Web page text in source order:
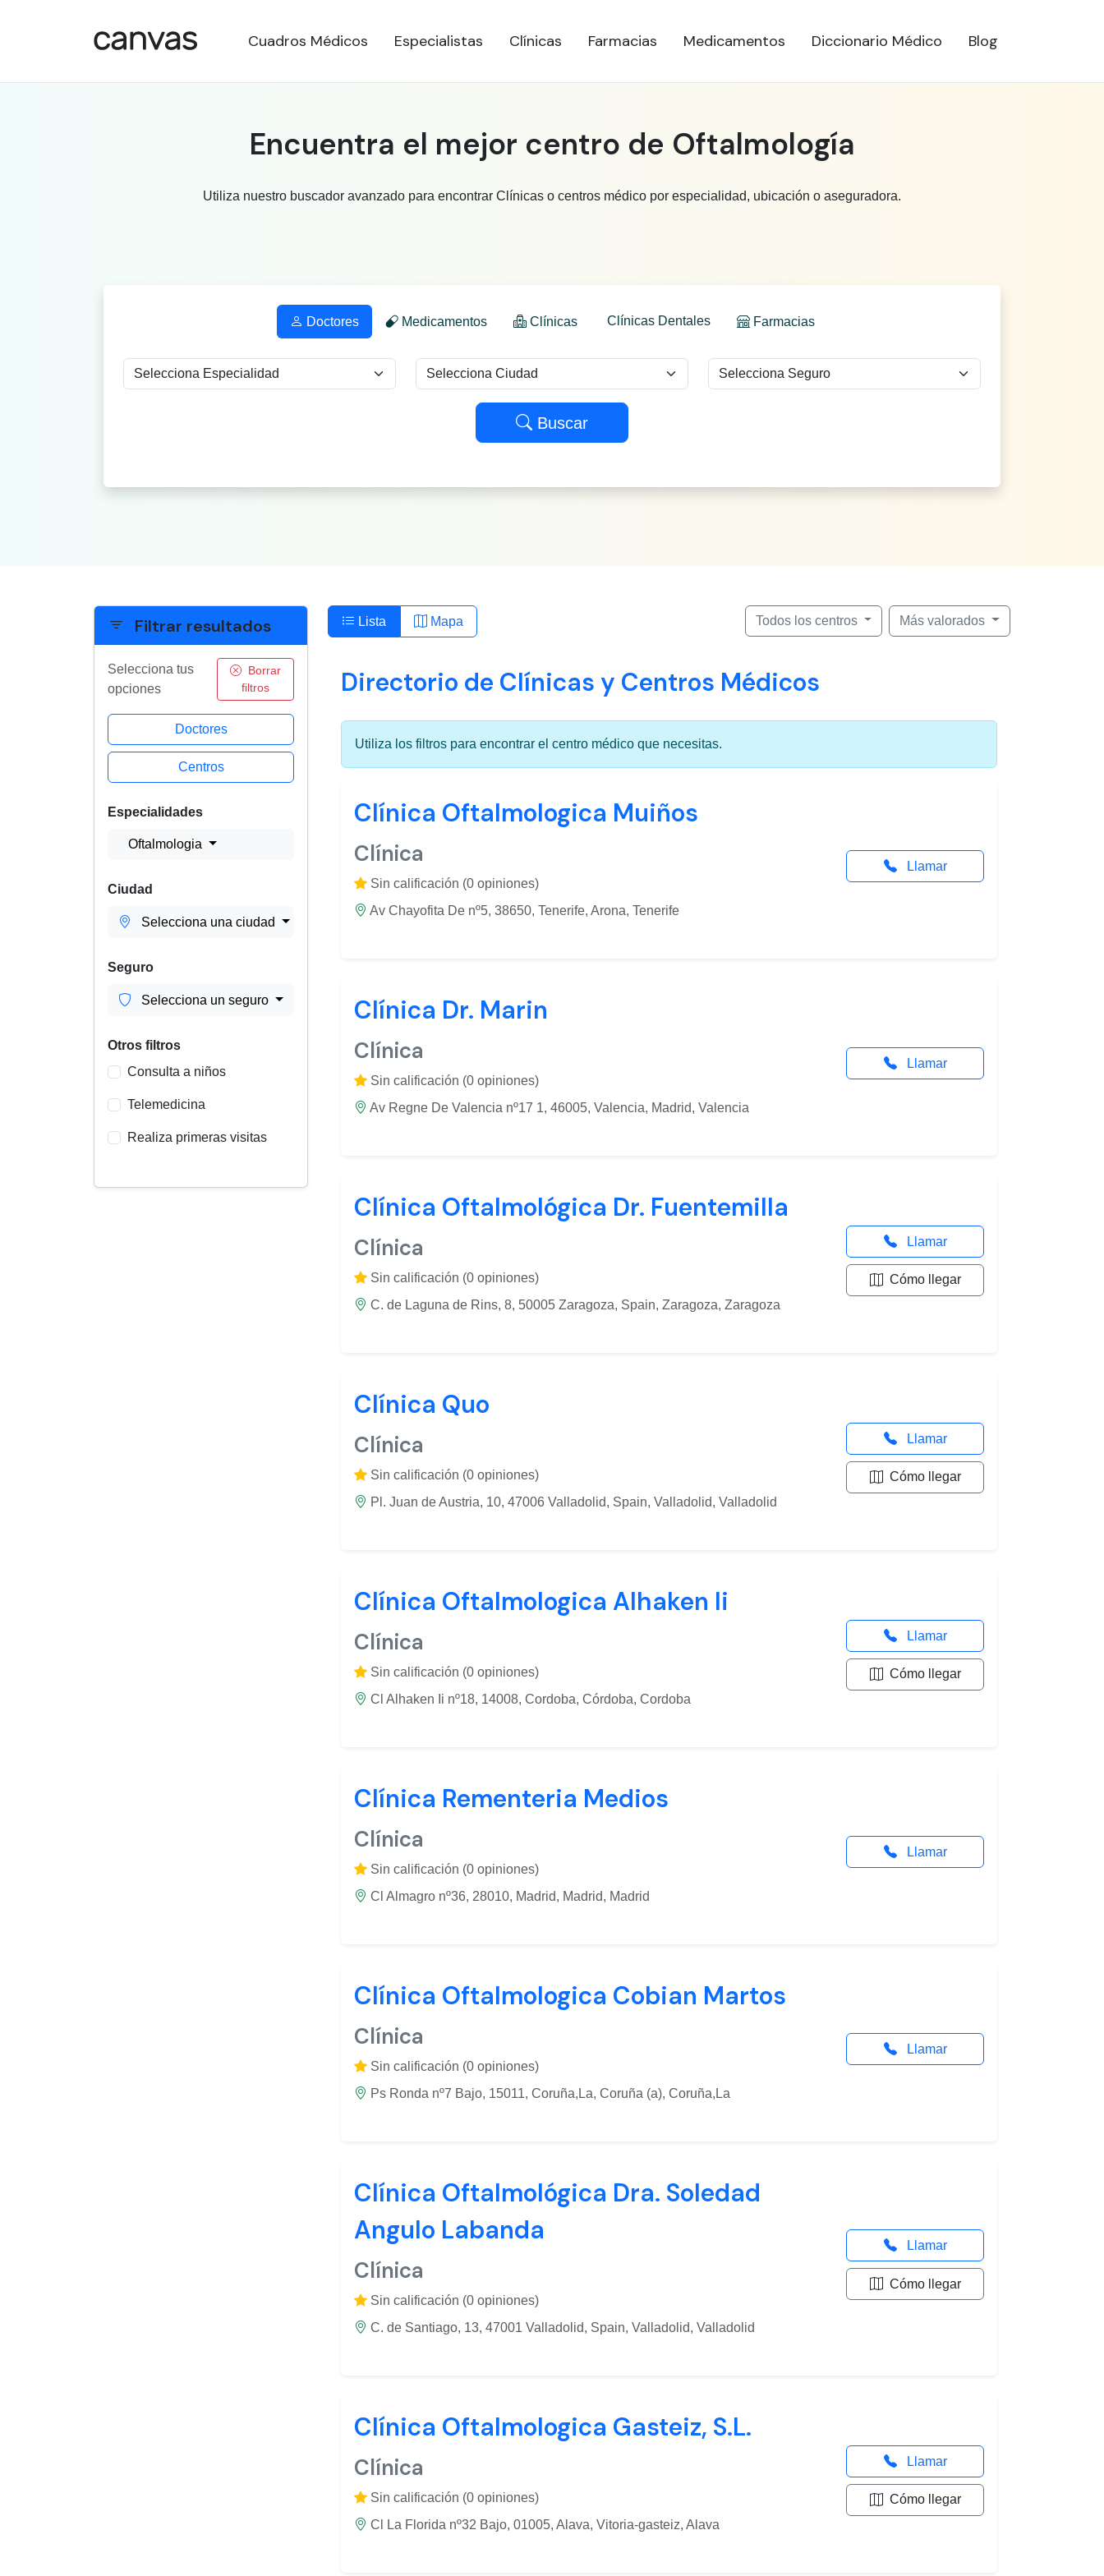
Cuadros Médicos Especialistas Clínicas Farmacias Medicamentos Diccionario Médico Blog
Encuentra el mejor centro de Oftalmología
Utiliza nuestro buscador avanzado para encontrar Clínicas o centros médico por especialidad, ubicación o aseguradora.
Doctores Medicamentos Clínicas Clínicas Dentales Farmacias
Buscar
Filtrar resultados
Selecciona tus
opciones
Borrar
filtros
Doctores
Centros
Especialidades
Oftalmologia
Ciudad
Selecciona una ciudad
Seguro
Selecciona un seguro
Otros filtros
Consulta a niños
Telemedicina
Realiza primeras visitas
Lista Mapa Todos los centros Más valorados
Directorio de Clínicas y Centros Médicos
Utiliza los filtros para encontrar el centro médico que necesitas.
Clínica Oftalmologica Muiños
Clínica
Sin calificación (0 opiniones)
Av Chayofita De nº5, 38650, Tenerife, Arona, Tenerife
Llamar
Clínica Dr. Marin
Clínica
Sin calificación (0 opiniones)
Av Regne De Valencia nº17 1, 46005, Valencia, Madrid, Valencia
Llamar
Clínica Oftalmológica Dr. Fuentemilla
Clínica
Sin calificación (0 opiniones)
C. de Laguna de Rins, 8, 50005 Zaragoza, Spain, Zaragoza, Zaragoza
Llamar
Cómo llegar
Clínica Quo
Clínica
Sin calificación (0 opiniones)
Pl. Juan de Austria, 10, 47006 Valladolid, Spain, Valladolid, Valladolid
Llamar
Cómo llegar
Clínica Oftalmologica Alhaken Ii
Clínica
Sin calificación (0 opiniones)
Cl Alhaken Ii nº18, 14008, Cordoba, Córdoba, Cordoba
Llamar
Cómo llegar
Clínica Rementeria Medios
Clínica
Sin calificación (0 opiniones)
Cl Almagro nº36, 28010, Madrid, Madrid, Madrid
Llamar
Clínica Oftalmologica Cobian Martos
Clínica
Sin calificación (0 opiniones)
Ps Ronda nº7 Bajo, 15011, Coruña,La, Coruña (a), Coruña,La
Llamar
Clínica Oftalmológica Dra. Soledad
Angulo Labanda
Clínica
Sin calificación (0 opiniones)
C. de Santiago, 13, 47001 Valladolid, Spain, Valladolid, Valladolid
Llamar
Cómo llegar
Clínica Oftalmologica Gasteiz, S.L.
Clínica
Sin calificación (0 opiniones)
Cl La Florida nº32 Bajo, 01005, Alava, Vitoria-gasteiz, Alava
Llamar
Cómo llegar